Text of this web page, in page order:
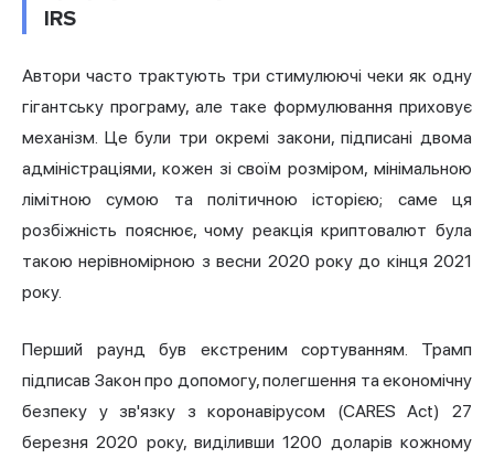
IRS
Автори часто трактують три стимулюючі чеки як одну
гігантську програму, але таке формулювання приховує
механізм. Це були три окремі закони, підписані двома
адміністраціями, кожен зі своїм розміром, мінімальною
лімітною сумою та політичною історією; саме ця
розбіжність пояснює, чому реакція криптовалют була
такою нерівномірною з весни 2020 року до кінця 2021
року.
Перший раунд був екстреним сортуванням. Трамп
підписав Закон про допомогу, полегшення та економічну
безпеку у зв'язку з коронавірусом (CARES Act) 27
березня 2020 року, виділивши 1200 доларів кожному